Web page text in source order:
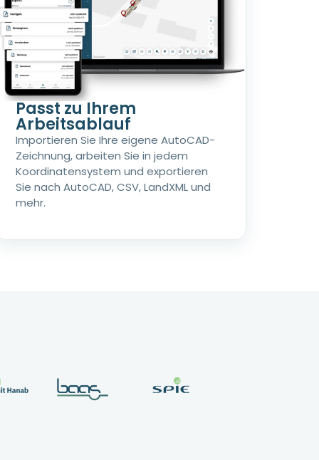
Passt zu Ihrem
Arbeitsablauf
Importieren Sie Ihre eigene AutoCAD-
Zeichnung, arbeiten Sie in jedem
Koordinatensystem und exportieren
Sie nach AutoCAD, CSV, LandXML und
mehr.